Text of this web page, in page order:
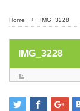
Home IMG_3228
IMG_3228